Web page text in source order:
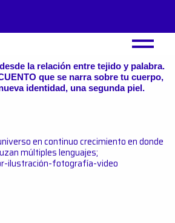
la relación entre tejido y palabra.
que se narra sobre tu cuerpo,
identidad, una segunda piel.
en continuo crecimiento en donde
múltiples lenguajes;
ilustración-fotografía-video